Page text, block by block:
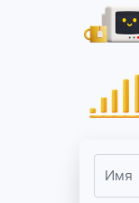
Имя